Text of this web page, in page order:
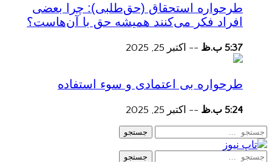
طرحواره استحقاق (حق‌طلبی): چرا بعضی
افراد فکر می‌کنند همیشه حق با آن‌هاست؟
5:37 ب.ظ -- اکتبر 25, 2025
طرحواره بی اعتمادی و سوء استفاده
5:24 ب.ظ -- اکتبر 25, 2025
جستجو
جستجو